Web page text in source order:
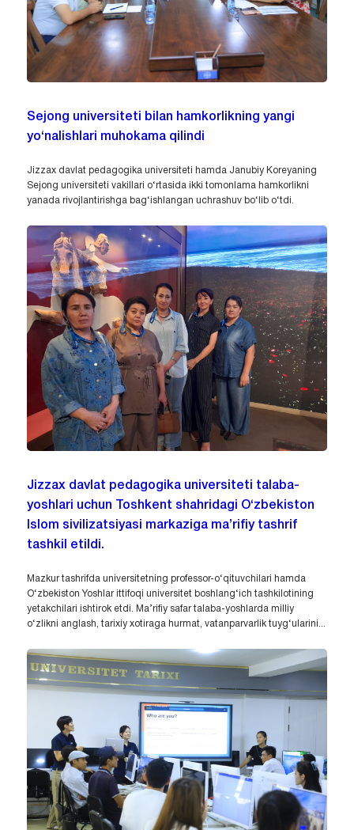
Sejong universiteti bilan hamkorlikning yangi
yo‘nalishlari muhokama qilindi
Jizzax davlat pedagogika universiteti hamda Janubiy Koreyaning
Sejong universiteti vakillari o‘rtasida ikki tomonlama hamkorlikni
yanada rivojlantirishga bag‘ishlangan uchrashuv bo‘lib o‘tdi.
Jizzax davlat pedagogika universiteti talaba-
yoshlari uchun Toshkent shahridagi O‘zbekiston
Islom sivilizatsiyasi markaziga ma’rifiy tashrif
tashkil etildi.
Mazkur tashrifda universitetning professor-o‘qituvchilari hamda
O‘zbekiston Yoshlar ittifoqi universitet boshlang‘ich tashkilotining
yetakchilari ishtirok etdi. Ma’rifiy safar talaba-yoshlarda milliy
o‘zlikni anglash, tarixiy xotiraga hurmat, vatanparvarlik tuyg‘ularini...